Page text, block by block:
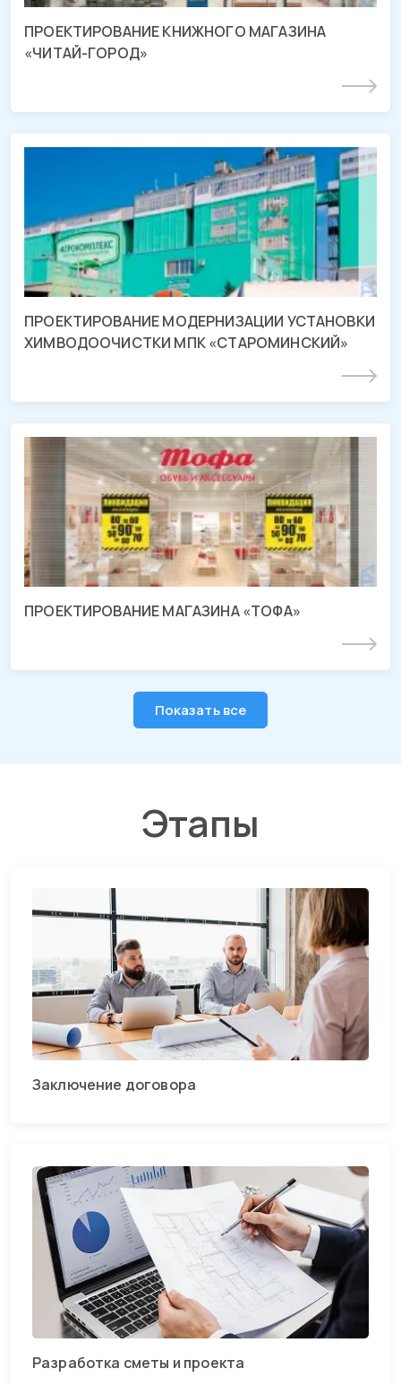
ПРОЕКТИРОВАНИЕ КНИЖНОГО МАГАЗИНА
«ЧИТАЙ-ГОРОД»
Подробнее
ПРОЕКТИРОВАНИЕ МОДЕРНИЗАЦИИ УСТАНОВКИ
ХИМВОДООЧИСТКИ МПК «СТАРОМИНСКИЙ»
Проект МПК «Староминский»
Краснодарский край, ст-ца Староминская, ул.
Калинина
Подробнее
ПРОЕКТИРОВАНИЕ МАГАЗИНА «ТОФА»
Проект магазина «ТОФА»
ТРЦ «OZ MALL», г. Краснодар
Подробнее
Показать все
Этапы
Заключение договора
Разработка сметы и проекта